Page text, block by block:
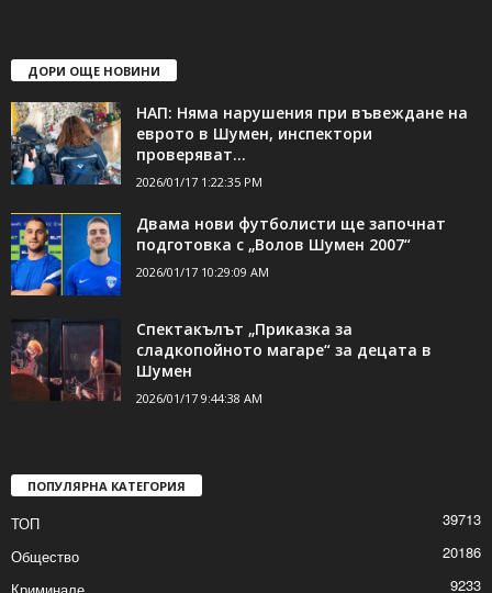
ДОРИ ОЩЕ НОВИНИ
НАП: Няма нарушения при въвеждане на
еврото в Шумен, инспектори
проверяват...
2026/01/17 1:22:35 PM
Двама нови футболисти ще започнат
подготовка с „Волов Шумен 2007“
2026/01/17 10:29:09 AM
Спектакълът „Приказка за
сладкопойното магаре“ за децата в
Шумен
2026/01/17 9:44:38 AM
ПОПУЛЯРНА КАТЕГОРИЯ
ТОП
39713
Общество
20186
9233